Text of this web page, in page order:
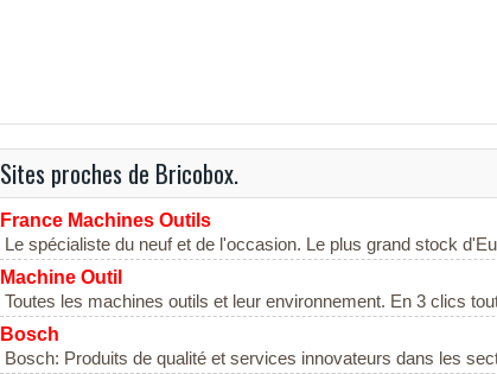
Sites proches de Bricobox.
France Machines Outils
Le spécialiste du neuf et de l'occasion. Le plus grand stock
Machine Outil
Toutes les machines outils et leur environnement. En 3 clics
Bosch
Bosch: Produits de qualité et services innovateurs dans les